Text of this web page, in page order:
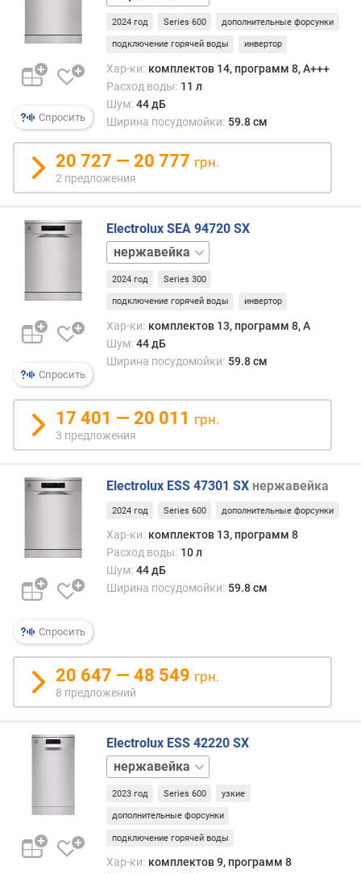
и
а
(
м
)
г
б
и
с
м
)
р
а
с
х
о
д
о
а
и
(
л
)
о
б
щ
о
-
в
Спросить
2024 год Series 600 дополнительные форсунки
подключение горячей воды инвертор
Хар-ки: комплектов 14, программ 8, A+++
Расход воды: 11 л
Шум: 44 дБ
Ширина посудомойки: 59.8 см
20 727 — 20 777 грн.
2 предложения
Спросить
Electrolux SEA 94720 SX
белый
2024 год Series 300
подключение горячей воды инвертор
Хар-ки: комплектов 13, программ 8, A
Шум: 44 дБ
Ширина посудомойки: 59.8 см
17 401 — 20 011 грн.
3 предложения
Спросить
Electrolux ESS 47301 SX нержавейка
2024 год Series 600 дополнительные форсунки
Хар-ки: комплектов 13, программ 8
Расход воды: 10 л
Шум: 44 дБ
Ширина посудомойки: 59.8 см
20 647 — 48 549 грн.
8 предложений
Electrolux ESS 42220 SX
белый
2023 год Series 600 узкие
дополнительные форсунки
подключение горячей воды
Хар-ки: комплектов 9, программ 8